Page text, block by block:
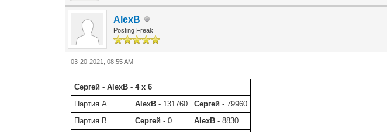
AlexB
Posting Freak
03-20-2021, 08:55 AM
Сергей - AlexB - 4 x 6
Партия A
AlexB - 131760 Сергей - 79960
Партия B
Сергей - 0 AlexB - 8830